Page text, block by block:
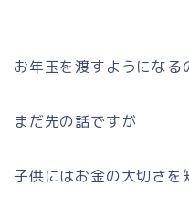
お年玉を渡すようになる
まだ先の話ですが
子供にはお金の大切さを